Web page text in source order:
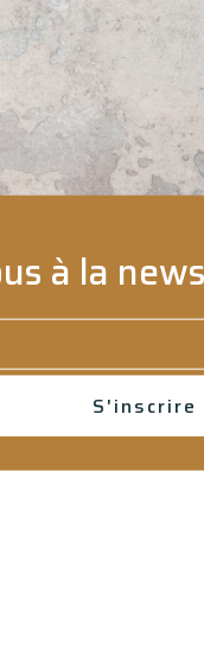
à la
S'inscrire